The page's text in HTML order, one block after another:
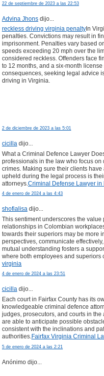
22 de septiembre de 2023 a las 22:53
Advina Jhons dijo...
reckless driving virginia penalty In
penalties. Convictions may result in
imprisonment. Penalties vary based
speeds exceeding 20 mph over the
considered reckless. Offenders face
to 12 months, and a six-month
consequences, seeking legal advice
driving in Virginia.
2 de diciembre de 2023 a las 5:01
cicilla dijo...
What a Criminal Defence Lawyer
professionals in the law who focus
crimes. Making sure their clients
upheld during the legal process is
attorneys. Criminal Defense Lawyer in
4 de enero de 2024 a las 4:43
shofialisa dijo...
This sentiment underscores the
relationships in Colombian
towards their superiors may be more
perspectives, communicate
mutual understanding fosters a
where both employees and superiors
virginia
4 de enero de 2024 a las 23:51
cicilla dijo...
Each court in Fairfax County has its
knowledgeable criminal defence
judges, prosecutors, and courts in
are able to anticipate possible
consistent with the inclinations and
authorities. Fairfax Virginia Criminal
5 de enero de 2024 a las 2:21
Anónimo dijo...